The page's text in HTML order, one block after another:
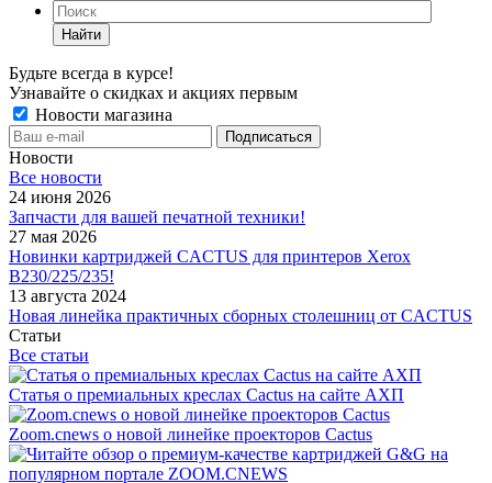
Найти
Будьте всегда в курсе!
Узнавайте о скидках и акциях первым
Новости магазина
Новости
Все новости
24 июня 2026
Запчасти для вашей печатной техники!
27 мая 2026
Новинки картриджей CACTUS для принтеров Xerox
B230/225/235!
13 августа 2024
Новая линейка практичных сборных столешниц от CACTUS
Статьи
Все статьи
Статья о премиальных креслах Cactus на сайте АХП
Zoom.cnews о новой линейке проекторов Cactus